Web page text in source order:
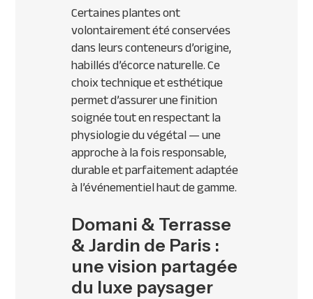
Certaines plantes ont
volontairement été conservées
dans leurs conteneurs d’origine,
habillés d’écorce naturelle. Ce
choix technique et esthétique
permet d’assurer une finition
soignée tout en respectant la
physiologie du végétal — une
approche à la fois responsable,
durable et parfaitement adaptée
à l’événementiel haut de gamme.
Domani & Terrasse
& Jardin de Paris :
une vision partagée
du luxe paysager